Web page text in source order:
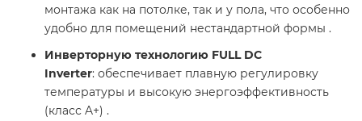
монтажа как на потолке, так и у пола, что особенно
удобно для помещений нестандартной формы .
Инверторную технологию FULL DC
Inverter: обеспечивает плавную регулировку
температуры и высокую энергоэффективность
(класс A+) .